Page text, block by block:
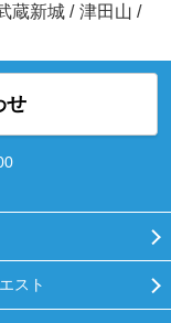
蔵新城 / 津田山 /
せ
スト